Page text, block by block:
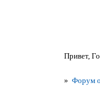
Привет,
» Форум